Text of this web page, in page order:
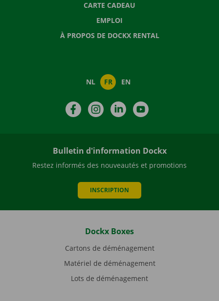
CARTE CADEAU
EMPLOI
À PROPOS DE DOCKX RENTAL
NL FR EN
FacebookInstagramLinkedIn
Bulletin d'information Dockx
Restez informés des nouveautés et promotions
INSCRIPTION
Dockx Boxes
Cartons de déménagement
Matériel de déménagement
Lots de déménagement